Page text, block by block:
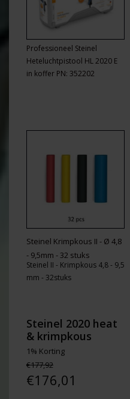
Professioneel Steinel
Heteluchtpistool HL 2020 E
in koffer PN: 352202
Steinel Krimpkous II - Ø 4,8
- 9,5mm - 32 stuks
Steinel II - Krimpkous 4,8 - 9,5
mm - 32stuks
Steinel 2020 heat
& krimpkous
1% Korting
€177,92
€176,01